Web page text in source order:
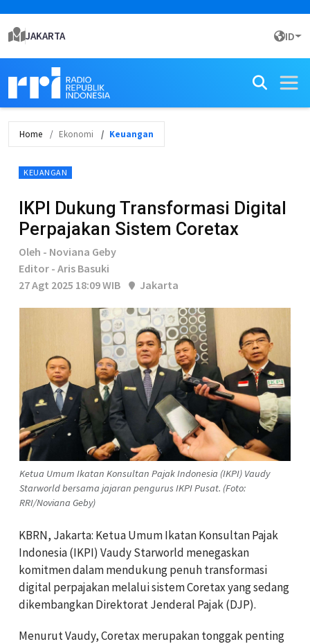
JAKARTA ID
Home Ekonomi Keuangan
KEUANGAN
IKPI Dukung Transformasi Digital
Perpajakan Sistem Coretax
Oleh - Noviana Geby
Editor - Aris Basuki
27 Agt 2025 18:09 WIB
Jakarta
Ketua Umum Ikatan Konsultan Pajak Indonesia (IKPI) Vaudy
Starworld bersama jajaran pengurus IKPI Pusat. (Foto:
RRI/Noviana Geby)
KBRN, Jakarta: Ketua Umum Ikatan Konsultan Pajak
Indonesia (IKPI) Vaudy Starworld menegaskan
komitmen dalam mendukung penuh transformasi
digital perpajakan melalui sistem Coretax yang sedang
dikembangkan Direktorat Jenderal Pajak (DJP).
Menurut Vaudy, Coretax merupakan tonggak penting